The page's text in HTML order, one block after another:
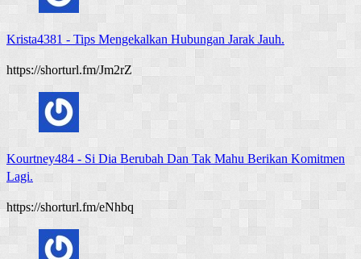
Krista4381 - Tips Mengekalkan Hubungan Jarak Jauh.
https://shorturl.fm/Jm2rZ
Kourtney484 - Si Dia Berubah Dan Tak Mahu Berikan Komitmen
Lagi.
https://shorturl.fm/eNhbq